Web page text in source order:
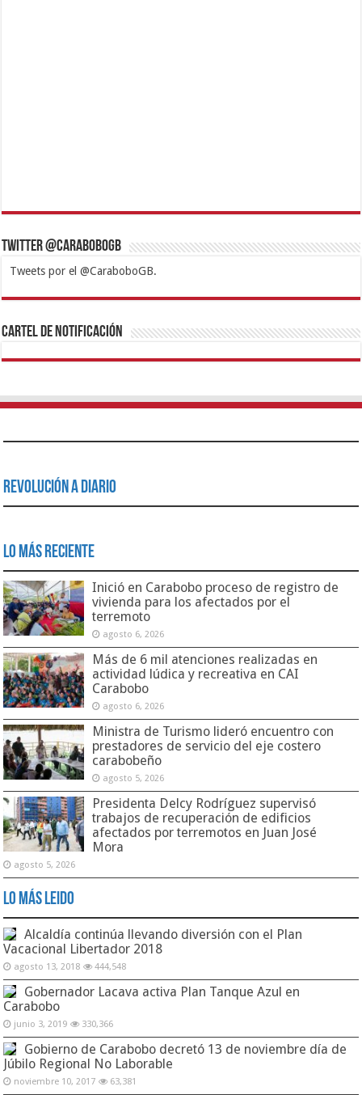
Twitter @CaraboboGB
Tweets por el @CaraboboGB.
1xbetBetturkeyBetistKralbetSupertotobetTipobetMatadorbetMariobet
https://mvbcasino.com/
Cartel de Notificación
Revolución a Diario
Lo Más Reciente
Inició en Carabobo proceso de registro de
vivienda para los afectados por el
terremoto
agosto 6, 2026
Más de 6 mil atenciones realizadas en
actividad lúdica y recreativa en CAI
Carabobo
agosto 6, 2026
Ministra de Turismo lideró encuentro con
prestadores de servicio del eje costero
carabobeño
agosto 5, 2026
Presidenta Delcy Rodríguez supervisó
trabajos de recuperación de edificios
afectados por terremotos en Juan José
Mora
agosto 5, 2026
Lo Más Leido
Alcaldía continúa llevando diversión con el Plan
Vacacional Libertador 2018
agosto 13, 2018 444,548
Gobernador Lacava activa Plan Tanque Azul en
Carabobo
junio 3, 2019 330,366
Gobierno de Carabobo decretó 13 de noviembre día de
Júbilo Regional No Laborable
noviembre 10, 2017 63,381